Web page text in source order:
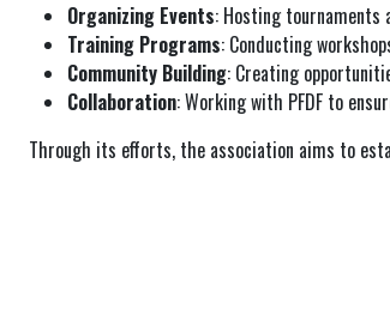
Organizing Events: Hosting tournaments
Training Programs: Conducting
Community Building: Creating
Collaboration: Working with PFDF to
Through its efforts, the association aims to